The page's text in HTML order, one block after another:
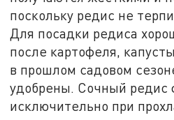
поскольку редис не
Для посадки редиса
после картофеля,
в прошлом садовом
удобрены. Сочный редис
исключительно при